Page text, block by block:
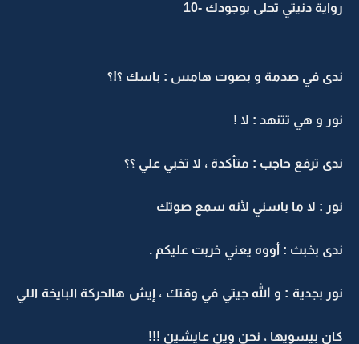
رواية دنيتي تحلى بوجودك -10
ندى في صدمة و بصوت هامس : باسك ؟!؟
نور و هي تتنهد : لا !
ندى ترفع حاجب : متأكدة ، لا تخبي علي ؟؟
نور : لا ما باسني لأنه سمع صوتك
ندى بخبث : أووه يعني خربت عليكم .
نور بجدية : و الله جيتي في وقتك ، إيش هالحركة البايخة اللي
كان بيسويها ، نحن وين عايشين !!!